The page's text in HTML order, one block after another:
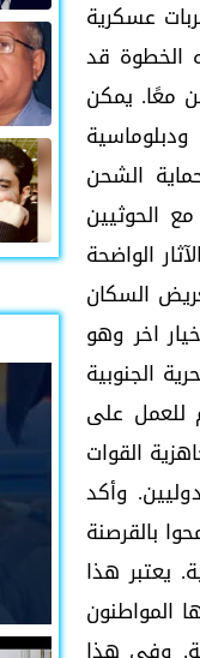
عسكرية
الخطوة قد
معًا. يمكن
الشحن
الحوثيين
الواضحة
السكان
اخر وهو
الجنوبية
للعمل على
القوات
وأكد
بالقرصنة
يعتبر هذا
المواطنون